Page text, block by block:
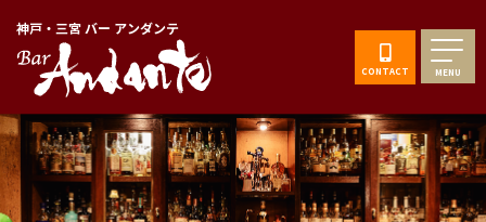
神戸・三宮 バー アンダンテ
CONTACT MENU